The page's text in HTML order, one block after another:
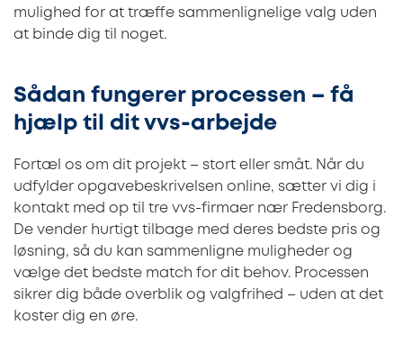
mulighed for at træffe sammenlignelige valg uden
at binde dig til noget.
Sådan fungerer processen – få
hjælp til dit vvs-arbejde
Fortæl os om dit projekt – stort eller småt. Når du
udfylder opgavebeskrivelsen online, sætter vi dig i
kontakt med op til tre vvs-firmaer nær Fredensborg.
De vender hurtigt tilbage med deres bedste pris og
løsning, så du kan sammenligne muligheder og
vælge det bedste match for dit behov. Processen
sikrer dig både overblik og valgfrihed – uden at det
koster dig en øre.